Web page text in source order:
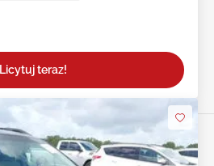
Licytuj teraz!